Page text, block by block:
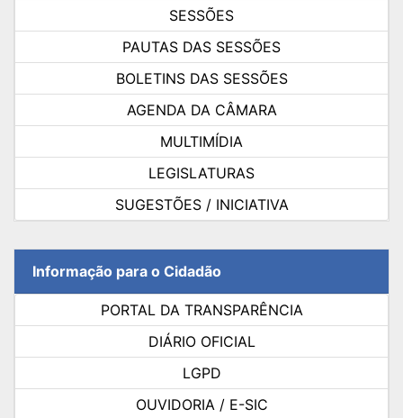
SESSÕES
PAUTAS DAS SESSÕES
BOLETINS DAS SESSÕES
AGENDA DA CÂMARA
MULTIMÍDIA
LEGISLATURAS
SUGESTÕES / INICIATIVA
Informação para o Cidadão
PORTAL DA TRANSPARÊNCIA
DIÁRIO OFICIAL
LGPD
OUVIDORIA / E-SIC